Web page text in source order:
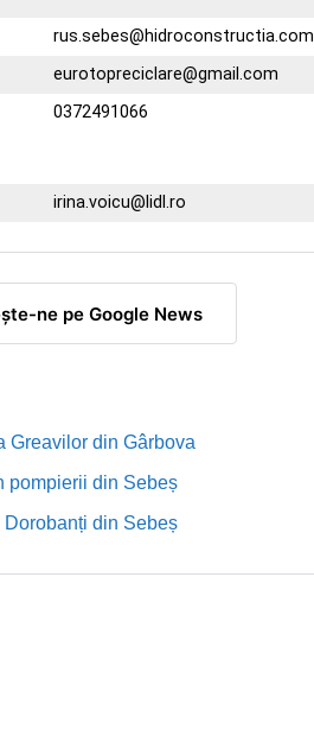
rus.sebes@hidroconstructia.com
eurotopreciclare@gmail.com
0372491066
irina.voicu@lidl.ro
ne pe Google News
Greavilor din Gârbova
pompierii din Sebeș
Dorobanți din Sebeș